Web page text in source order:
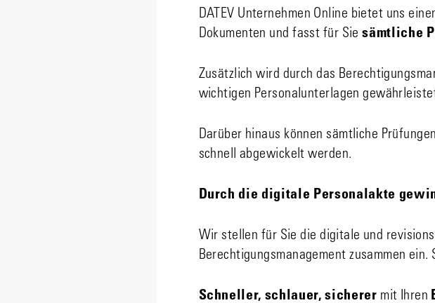
DATEV Unternehmen Online bietet uns
Dokumenten und fasst für Siesämtliche
Zusätzlich wird durch das
wichtigen Personalunterlagen
Darüber hinaus können sämtliche
schnell abgewickelt werden.
Durch die digitale Personalakte
Wir stellen für Sie die digitale und
Berechtigungsmanagement zusammen ein.
Schneller, schlauer, sicherer mit Ihren